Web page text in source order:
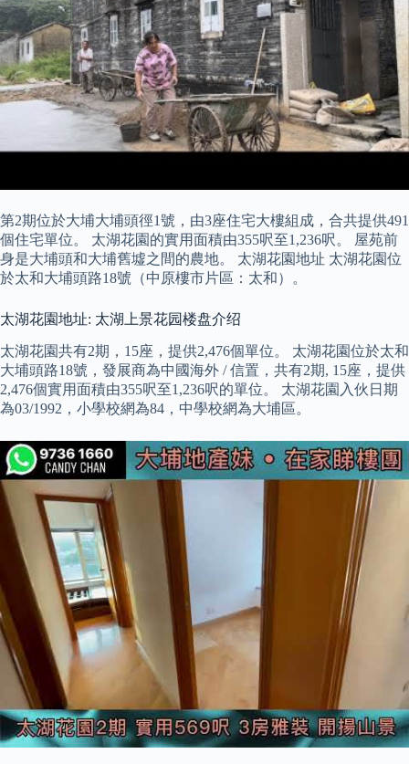
第2期位於大埔大埔頭徑1號，由3座住宅大樓組成，合共提供491
個住宅單位。 太湖花園的實用面積由355呎至1,236呎。 屋苑前
身是大埔頭和大埔舊墟之間的農地。 太湖花園地址 太湖花園位
於太和大埔頭路18號（中原樓市片區：太和）。
太湖花園地址: 太湖上景花园楼盘介绍
太湖花園共有2期，15座，提供2,476個單位。 太湖花園位於太和
大埔頭路18號，發展商為中國海外 / 信置，共有2期, 15座，提供
2,476個實用面積由355呎至1,236呎的單位。 太湖花園入伙日期
為03/1992，小學校網為84，中學校網為大埔區。